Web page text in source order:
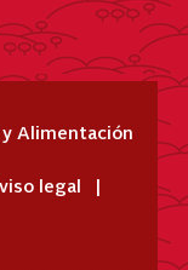
Alimentación
legal